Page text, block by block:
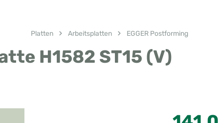
Platten Arbeitsplatten EGGER Postforming
H1582 ST15 (V)
Regulärer Preis: